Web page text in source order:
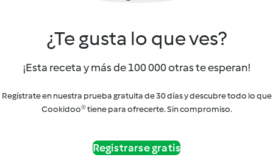
¿Te gusta lo que ves?
¡Esta receta y más de 100 000 otras te esperan!
Regístrate en nuestra prueba gratuita de 30 días y descubre todo lo que
Cookidoo® tiene para ofrecerte. Sin compromiso.
Registrarse gratis